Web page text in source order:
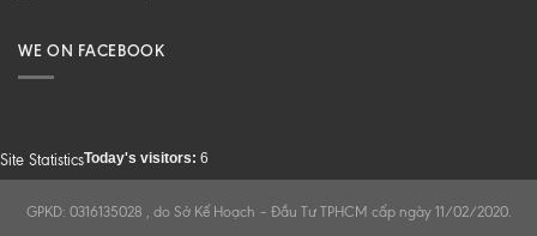
WE ON FACEBOOK
Site StatisticsToday's visitors: 6
GPKD: 0316135028 , do Sở Kế Hoạch – Đầu Tư TPHCM cấp ngày 11/02/2020.